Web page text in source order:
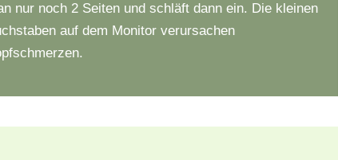
nur noch 2 Seiten und schläft dann ein. Die kleinen
auf dem Monitor ver­ur­sa­chen